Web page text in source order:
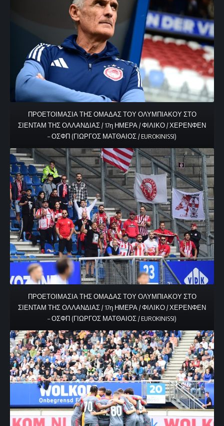
ΠΡΟΕΤΟΙΜΑΣΙΑ ΤΗΣ ΟΜΑΔΑΣ ΤΟΥ ΟΛΥΜΠΙΑΚΟΥ ΣΤΟ
ΣΙΕΝΤΑΜ ΤΗΣ ΟΛΛΑΝΔΙΑΣ / 17η ΗΜΕΡΑ / ΦΙΛΙΚΟ / ΧΕΡΕΝΦΕΝ
– ΟΣΦΠ (ΓΙΩΡΓΟΣ ΜΑΤΘΑΙΟΣ / EUROKINISSI)
ΠΡΟΕΤΟΙΜΑΣΙΑ ΤΗΣ ΟΜΑΔΑΣ ΤΟΥ ΟΛΥΜΠΙΑΚΟΥ ΣΤΟ
ΣΙΕΝΤΑΜ ΤΗΣ ΟΛΛΑΝΔΙΑΣ / 17η ΗΜΕΡΑ / ΦΙΛΙΚΟ / ΧΕΡΕΝΦΕΝ
– ΟΣΦΠ (ΓΙΩΡΓΟΣ ΜΑΤΘΑΙΟΣ / EUROKINISSI)